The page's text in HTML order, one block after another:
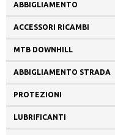
ABBIGLIAMENTO
ACCESSORI RICAMBI
MTB DOWNHILL
ABBIGLIAMENTO STRADA
PROTEZIONI
LUBRIFICANTI